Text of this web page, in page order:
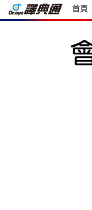
首頁